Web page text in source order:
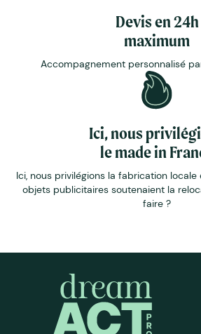
Devis en 24h
maximum
Accompagnement personnalisé
Ici, nous
le made in
Ici, nous privilégions la fabrication locale
objets publicitaires soutenaient la
faire ?